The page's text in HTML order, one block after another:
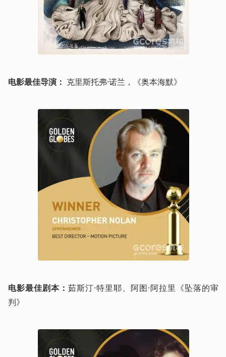
电影最佳导演： 克里斯托弗·诺兰，《奥本海默》
电影最佳剧本： 茹斯汀·特里耶、阿图·阿拉里《坠落的审
判》